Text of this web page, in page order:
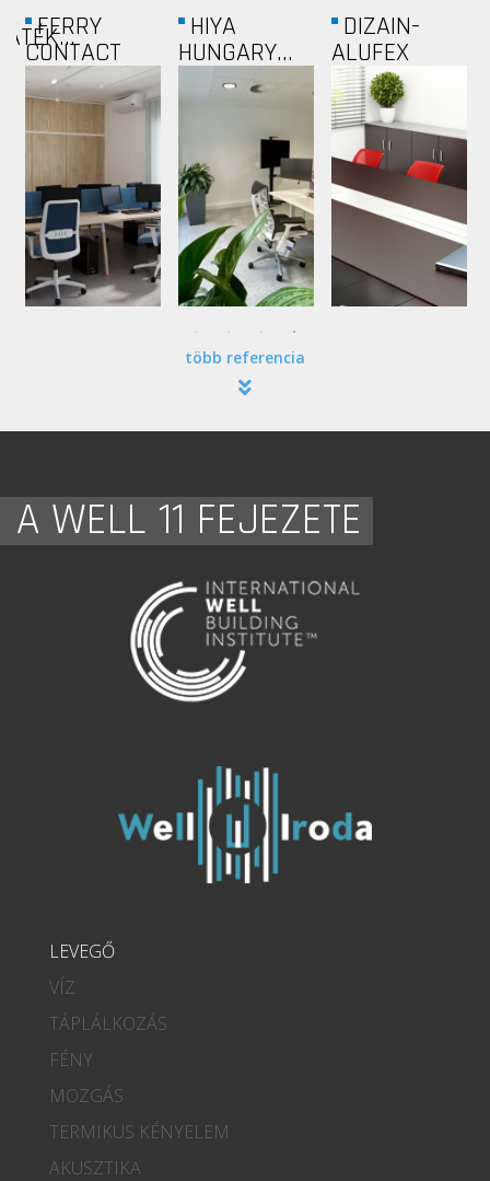
COLONNADE... WING
NADOR
BOUTIQUE...
több referencia
A WELL 11 FEJEZETE
LEVEGŐ
VÍZ
TÁPLÁLKOZÁS
FÉNY
MOZGÁS
TERMIKUS KÉNYELEM
AKUSZTIKA